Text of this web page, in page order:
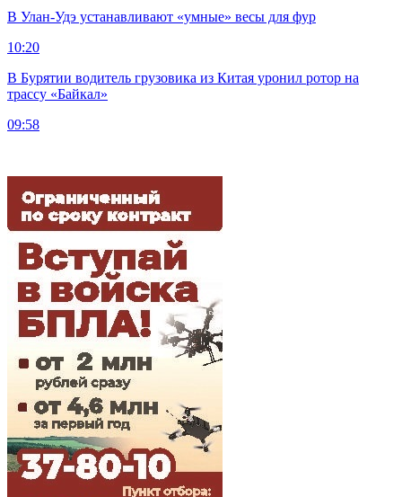
В Улан-Удэ устанавливают «умные» весы для фур
10:20
В Бурятии водитель грузовика из Китая уронил ротор на
трассу «Байкал»
09:58